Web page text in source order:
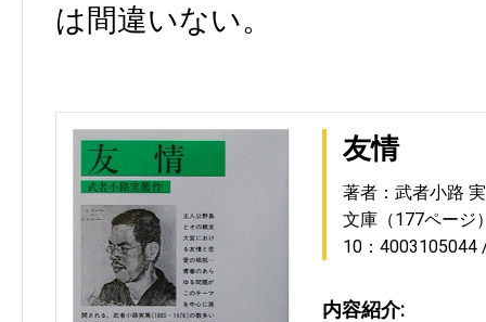
は間違いない。
友情
著者：武者小路
文庫（177ページ
10：4003105044
内容紹介: